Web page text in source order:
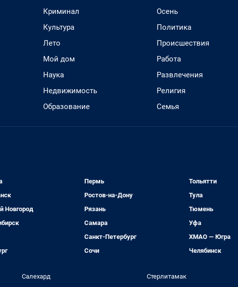
Криминал
Культура
Лето
Мой дом
Наука
Недвижимость
Образование
Осень
Политика
Происшествия
Работа
Развлечения
Религия
Семья
Новгород
Пермь
Ростов-на-Дону
Рязань
Самара
Санкт-Петербург
Сочи
Тольятти
Тула
Тюмень
Уфа
ХМАО — Югра
Челябинск
Салехард
Стерлитамак